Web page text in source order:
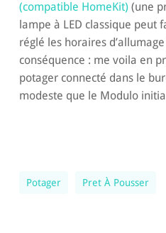
(compatible HomeKit)(une
lampe à LED classique peut
réglé les horaires
conséquence : me voila en
potager connecté dans le
modeste que le Modulo
Potager Pret À Pousser